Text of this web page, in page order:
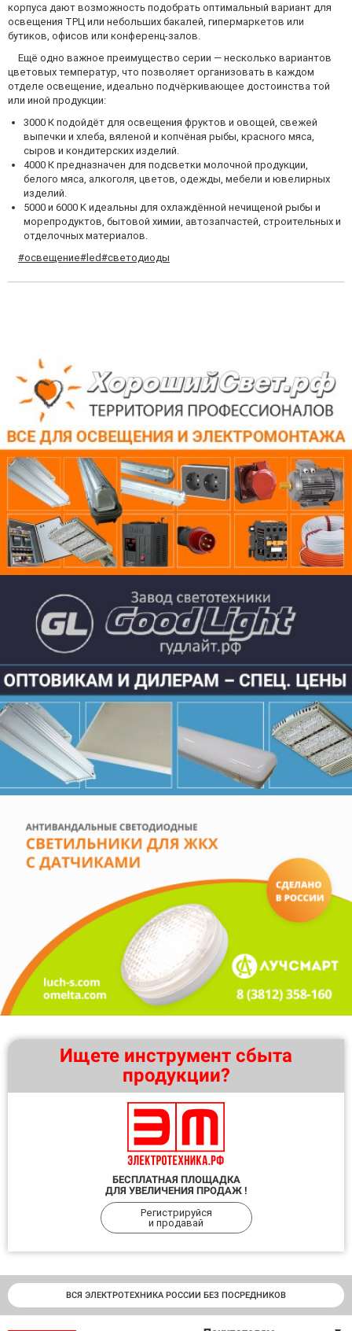
корпуса дают возможность подобрать оптимальный вариант для
освещения ТРЦ или небольших бакалей, гипермаркетов или
бутиков, офисов или конференц-залов.
Ещё одно важное преимущество серии — несколько вариантов
цветовых температур, что позволяет организовать в каждом
отделе освещение, идеально подчёркивающее достоинства той
или иной продукции:
3000 К подойдёт для освещения фруктов и овощей, свежей
выпечки и хлеба, вяленой и копчёная рыбы, красного мяса,
сыров и кондитерских изделий.
4000 К предназначен для подсветки молочной продукции,
белого мяса, алкоголя, цветов, одежды, мебели и ювелирных
изделий.
5000 и 6000 K идеальны для охлаждённой нечищеной рыбы и
морепродуктов, бытовой химии, автозапчастей, строительных и
отделочных материалов.
#освещение#led#светодиоды
Ищете инструмент сбыта
продукции?
БЕСПЛАТНАЯ ПЛОЩАДКА
ДЛЯ УВЕЛИЧЕНИЯ ПРОДАЖ !
Регистрируйся
и продавай
ВСЯ ЭЛЕКТРОТЕХНИКА РОССИИ БЕЗ ПОСРЕДНИКОВ